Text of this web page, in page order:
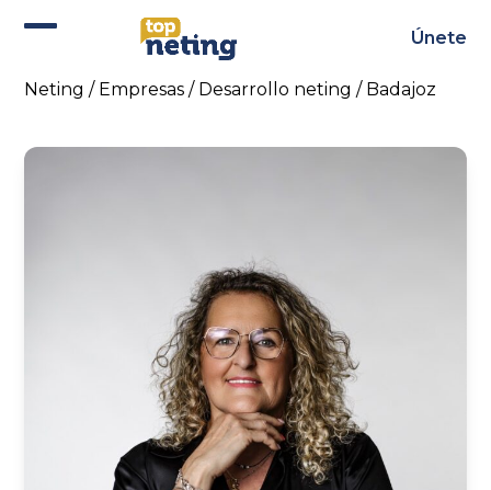
Únete
menú
menú
Neting / Empresas / Desarrollo neting / Badajoz